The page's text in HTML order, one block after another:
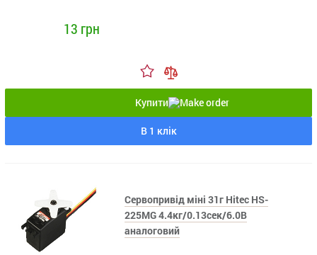
13 грн
Купити
В 1 клік
Сервопривід міні 31г Hitec HS-
225MG 4.4кг/0.13сек/6.0В
аналоговий